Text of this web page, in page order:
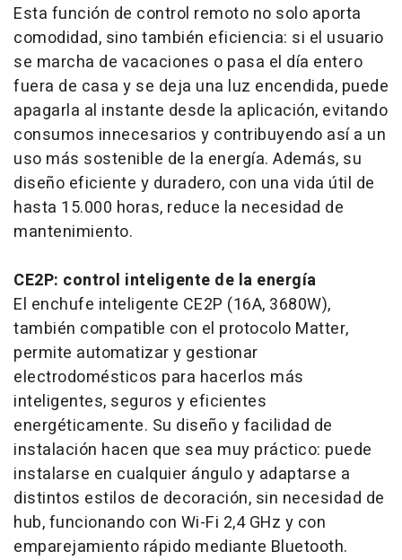
Esta función de control remoto no solo aporta
comodidad, sino también eficiencia: si el usuario
se marcha de vacaciones o pasa el día entero
fuera de casa y se deja una luz encendida, puede
apagarla al instante desde la aplicación, evitando
consumos innecesarios y contribuyendo así a un
uso más sostenible de la energía. Además, su
diseño eficiente y duradero, con una vida útil de
hasta 15.000 horas, reduce la necesidad de
mantenimiento.
CE2P: control inteligente de la energía
El enchufe inteligente CE2P (16A, 3680W),
también compatible con el protocolo Matter,
permite automatizar y gestionar
electrodomésticos para hacerlos más
inteligentes, seguros y eficientes
energéticamente. Su diseño y facilidad de
instalación hacen que sea muy práctico: puede
instalarse en cualquier ángulo y adaptarse a
distintos estilos de decoración, sin necesidad de
hub, funcionando con Wi-Fi 2,4 GHz y con
emparejamiento rápido mediante Bluetooth.